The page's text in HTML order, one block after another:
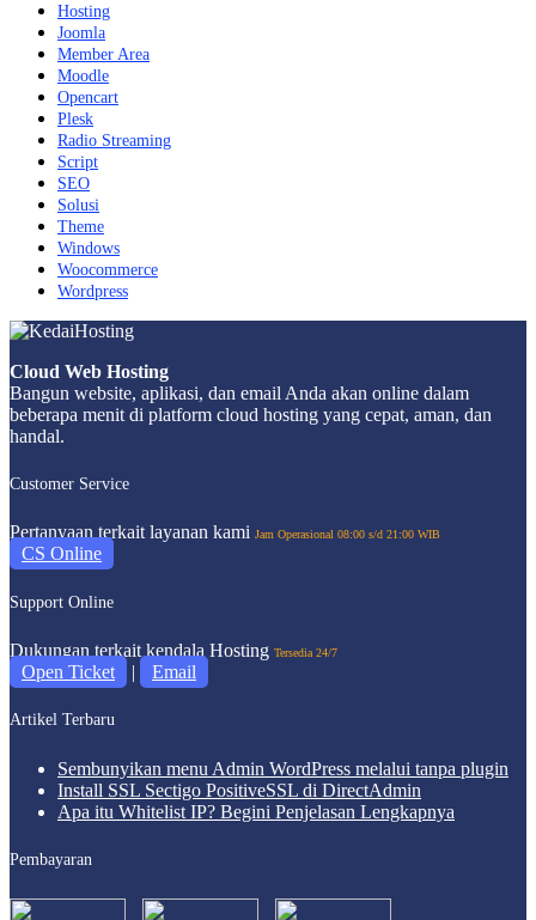
Hosting
Joomla
Member Area
Moodle
Opencart
Plesk
Radio Streaming
Script
SEO
Solusi
Theme
Windows
Woocommerce
Wordpress
Cloud Web Hosting
Bangun website, aplikasi, dan email Anda akan online dalam
beberapa menit di platform cloud hosting yang cepat, aman, dan
handal.
Customer Service
Pertanyaan terkait layanan kami Jam Operasional 08:00 s/d 21:00 WIB
CS Online
Support Online
Dukungan terkait kendala Hosting Tersedia 24/7
Open Ticket | Email
Artikel Terbaru
Sembunyikan menu Admin WordPress melalui tanpa plugin
Install SSL Sectigo PositiveSSL di DirectAdmin
Apa itu Whitelist IP? Begini Penjelasan Lengkapnya
Pembayaran